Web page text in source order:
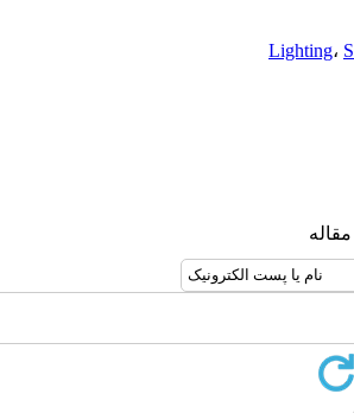
Lighting،